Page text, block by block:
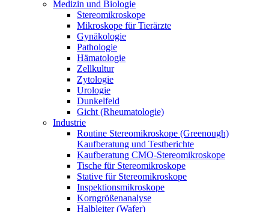
Medizin und Biologie
Stereomikroskope
Mikroskope für Tierärzte
Gynäkologie
Pathologie
Hämatologie
Zellkultur
Zytologie
Urologie
Dunkelfeld
Gicht (Rheumatologie)
Industrie
Routine Stereomikroskope (Greenough)
Kaufberatung und Testberichte
Kaufberatung CMO-Stereomikroskope
Tische für Stereomikroskope
Stative für Stereomikroskope
Inspektionsmikroskope
Korngrößenanalyse
Halbleiter (Wafer)